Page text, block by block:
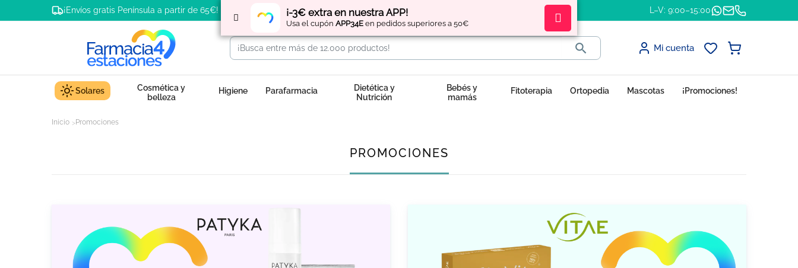
¡-3€ extra en nuestra APP!
Usa el cupón APP34E en pedidos superiores a 50€
¡Envíos gratis Península a partir de 65€! Regístratey obtén L–V: 9:00–15:00
 Mi cuenta
Solares
Cosmética y
belleza
Higiene Parafarmacia
Dietética y
Nutrición
Bebés y
mamás
Fitoterapia Ortopedia Mascotas ¡Promociones!
Inicio Promociones
PROMOCIONES